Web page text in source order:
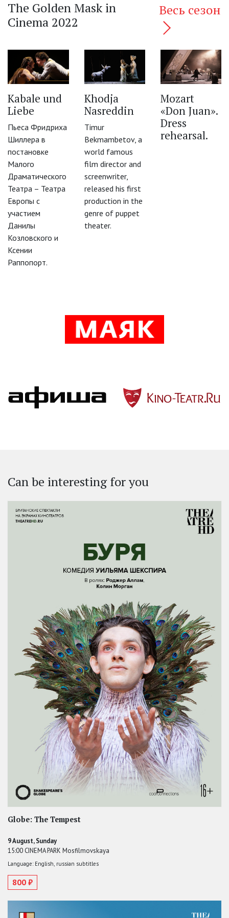
The Golden Mask in
Cinema 2022
Весь сезон
Kabale und
Liebe
Пьеса Фридриха
Шиллера в
постановке
Малого
Драматического
Театра – Театра
Европы с
участием
Данилы
Козловского и
Ксении
Раппопорт.
Khodja
Nasreddin
Timur
Bekmambetov, a
world famous
film director and
screenwriter,
released his first
production in the
genre of puppet
theater.
Mozart
«Don Juan».
Dress
rehearsal.
Can be interesting for you
Globe: The Tempest
9 August, Sunday
15:00 CINEMA PARK Mosfilmovskaya
Language: English, russian subtitles
800 ₽